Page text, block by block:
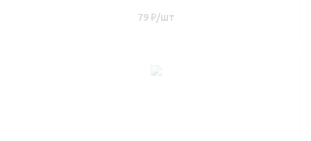
79₽/шт